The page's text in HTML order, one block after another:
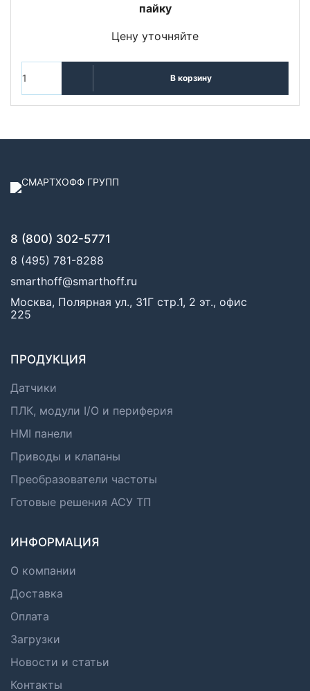
пайку
Цену уточняйте
В корзину
8 (800) 302-5771
8 (495) 781-8288
smarthoff@smarthoff.ru
Москва, Полярная ул., 31Г стр.1, 2 эт., офис
225
ПРОДУКЦИЯ
Датчики
ПЛК, модули I/O и периферия
HMI панели
Приводы и клапаны
Преобразователи частоты
Готовые решения АСУ ТП
ИНФОРМАЦИЯ
О компании
Доставка
Оплата
Загрузки
Новости и статьи
Контакты